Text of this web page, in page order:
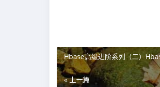
Hbase高级进阶系列（二）
« 上一篇